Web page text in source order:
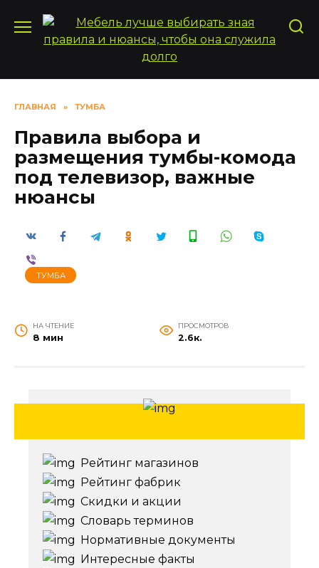
содержанию
ГЛАВНАЯ » ТУМБА
Правила выбора и
размещения тумбы-комода
под телевизор, важные
нюансы
ТУМБА
НА ЧТЕНИЕ
8 мин
ПРОСМОТРОВ
2.6к.
Рейтинг магазинов
Рейтинг фабрик
Скидки и акции
Словарь терминов
Нормативные документы
Интересные факты